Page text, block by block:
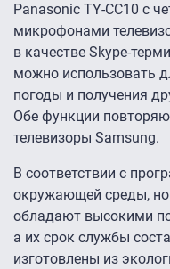
Panasonic TY-CC10 с
микрофонами
в качестве Skype-
можно использовать
погоды и получения
Обе функции
телевизоры Samsung.
В соответствии с
окружающей среды,
обладают высокими
а их срок службы
изготовлены из